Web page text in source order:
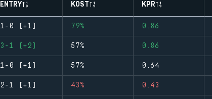
ENTRY KOST KPR
1-0 (+1) 79% 0.86
3-1 (+2) 57% 0.86
1-0 (+1) 57% 0.64
2-1 (+1) 43% 0.43